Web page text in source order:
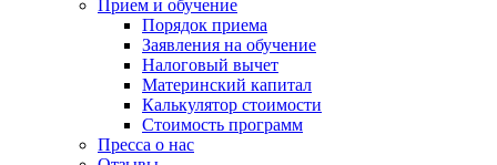
Прием и обучение
Порядок приема
Заявления на обучение
Налоговый вычет
Материнский капитал
Калькулятор стоимости
Стоимость программ
Пресса о нас